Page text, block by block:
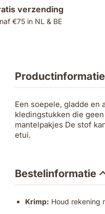
verzending
€75 in NL & BE
Productinformatie
Een soepele, gladde
kledingstukken die
mantelpakjes De stof
etui.
Bestelinformatie
Krimp: Houd rekening